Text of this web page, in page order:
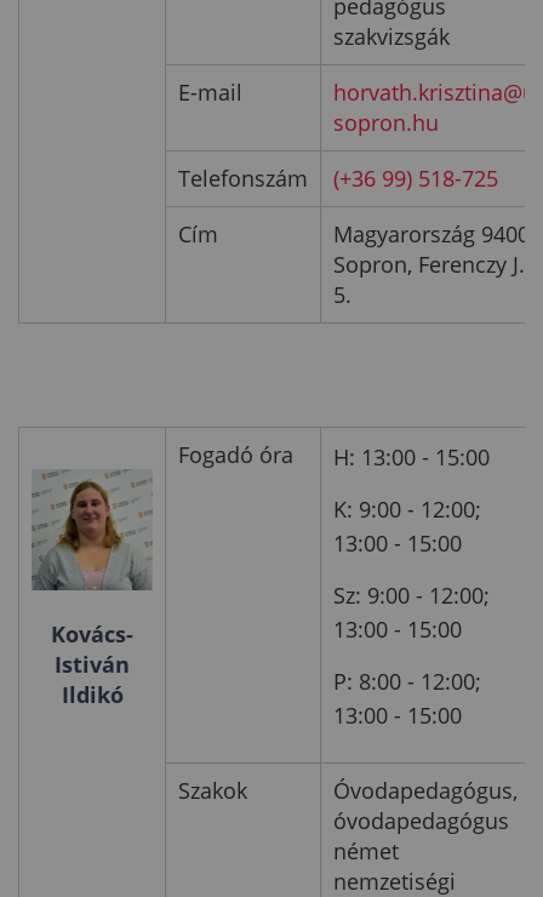
pedagógus
szakvizsgák
E-mail
sopron.hu
Telefonszám
(+36 99) 518-725
Cím
Magyarország 9400
Sopron, Ferenczy J.
5.
Kovács-
Istiván
Ildikó
Fogadó óra
H: 13:00 - 15:00
K: 9:00 - 12:00;
13:00 - 15:00
Sz: 9:00 - 12:00;
13:00 - 15:00
P: 8:00 - 12:00;
13:00 - 15:00
Szakok
Óvodapedagógus,
óvodapedagógus
német
nemzetiségi